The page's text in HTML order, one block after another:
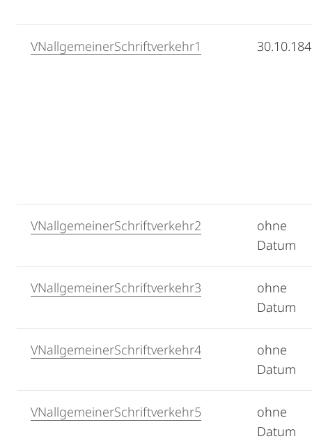
VNallgemeinerSchriftverkehr1
VNallgemeinerSchriftverkehr2
ohne
Datum
VNallgemeinerSchriftverkehr3
ohne
Datum
VNallgemeinerSchriftverkehr4
ohne
Datum
VNallgemeinerSchriftverkehr5
ohne
Datum